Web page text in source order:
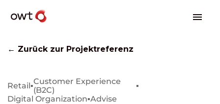
← Zurück zur Projektreferenz
Retail▪Customer Experience
(B2C)
▪
Digital Organization▪Advise